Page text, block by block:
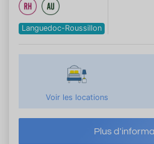
Languedoc-Roussillon
Voir les locations
Plus